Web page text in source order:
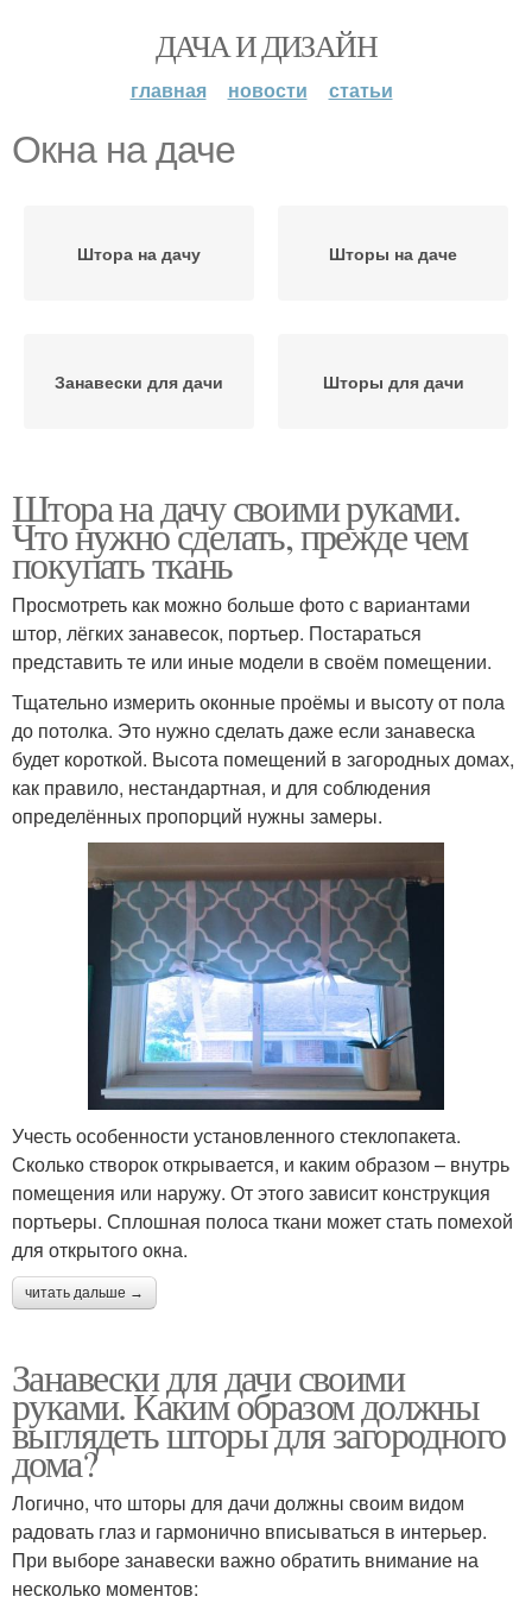
ДАЧА И ДИЗАЙН
главная новости статьи
Окна на даче
Штора на дачу Шторы на даче
Занавески для дачи Шторы для дачи
Штора на дачу своими руками.
Что нужно сделать, прежде чем
покупать ткань
Просмотреть как можно больше фото с вариантами
штор, лёгких занавесок, портьер. Постараться
представить те или иные модели в своём помещении.
Тщательно измерить оконные проёмы и высоту от пола
до потолка. Это нужно сделать даже если занавеска
будет короткой. Высота помещений в загородных домах,
как правило, нестандартная, и для соблюдения
определённых пропорций нужны замеры.
Учесть особенности установленного стеклопакета.
Сколько створок открывается, и каким образом – внутрь
помещения или наружу. От этого зависит конструкция
портьеры. Сплошная полоса ткани может стать помехой
для открытого окна.
читать дальше →
Занавески для дачи своими
руками. Каким образом должны
выглядеть шторы для загородного
дома?
Логично, что шторы для дачи должны своим видом
радовать глаз и гармонично вписываться в интерьер.
При выборе занавески важно обратить внимание на
несколько моментов: